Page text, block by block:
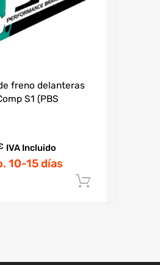
freno delanteras
S1 (PBS
IVA Incluido
10-15 días